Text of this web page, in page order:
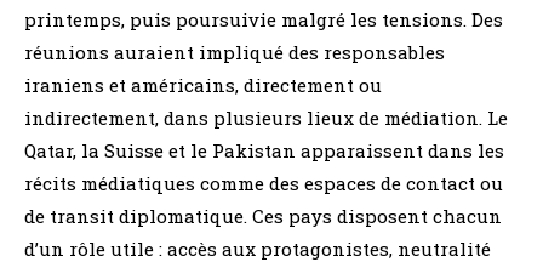
printemps, puis poursuivie malgré les tensions. Des
réunions auraient impliqué des responsables
iraniens et américains, directement ou
indirectement, dans plusieurs lieux de médiation. Le
Qatar, la Suisse et le Pakistan apparaissent dans les
récits médiatiques comme des espaces de contact ou
de transit diplomatique. Ces pays disposent chacun
d’un rôle utile : accès aux protagonistes, neutralité